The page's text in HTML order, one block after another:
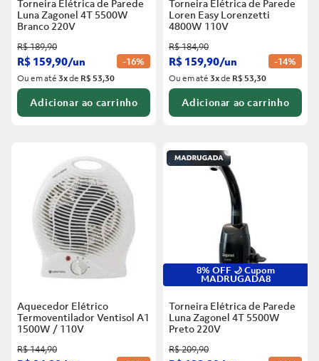
Torneira Elétrica de Parede
Luna Zagonel 4T 5500W
Branco 220V
R$189,90
R$ 159,90/un -16%
Ou em até3xde R$ 53,30
Adicionar ao carrinho
Torneira Elétrica de Parede
Loren Easy Lorenzetti
4800W 110V
R$184,90
R$ 159,90/un -14%
Ou em até3xde R$ 53,30
Adicionar ao carrinho
Aquecedor Elétrico
Termoventilador Ventisol A1
1500W / 110V
R$144,90
8% OFF 🌙 Cupom
MADRUGADA8
Torneira Elétrica de Parede
Luna Zagonel 4T 5500W
Preto 220V
R$209,90